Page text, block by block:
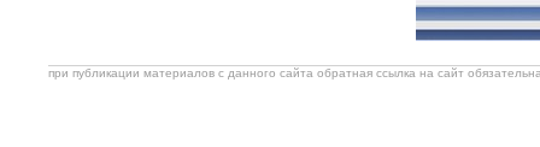
при публикации материалов с данного сайта обратная ссылка на сайт